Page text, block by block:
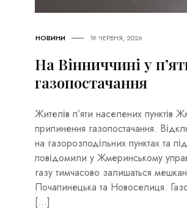
НОВИНИ 19 ЧЕРВНЯ, 2026
На Вінниччині у
газопостачання
Жителів п’яти населених
припинення газопостачання.
на газорозподільних пунктах та
повідомили у Жмеринському
газу тимчасово залишаться
Почапинецька та Новоселиця.
[…]